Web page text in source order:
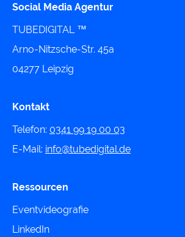
Social Media Agentur
TUBEDIGITAL ™
Arno-Nitzsche-Str. 45a
04277 Leipzig
Kontakt
Telefon: 0341 99 19 00 03
E-Mail: info@tubedigital.de
Ressourcen
Eventvideografie
LinkedIn